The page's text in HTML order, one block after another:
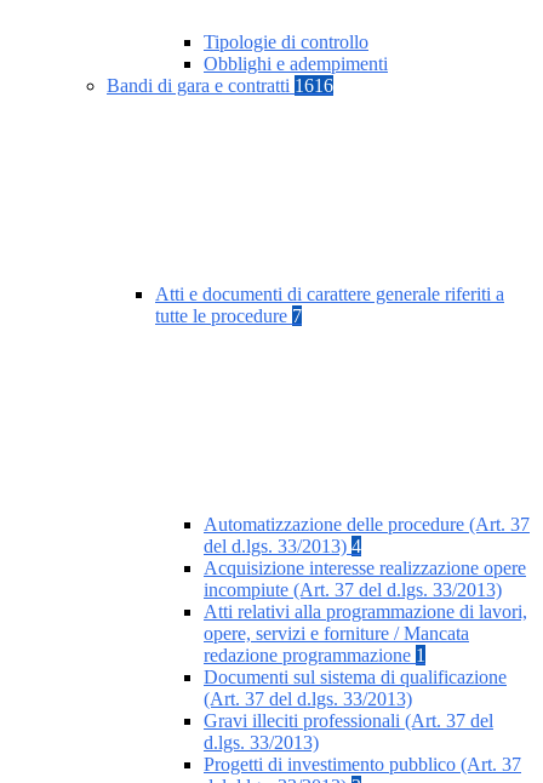
Tipologie di controllo
Obblighi e adempimenti
Bandi di gara e contratti 1616
Atti e documenti di carattere generale riferiti a
tutte le procedure 7
Automatizzazione delle procedure (Art. 37
del d.lgs. 33/2013) 4
Acquisizione interesse realizzazione opere
incompiute (Art. 37 del d.lgs. 33/2013)
Atti relativi alla programmazione di lavori,
opere, servizi e forniture / Mancata
redazione programmazione 1
Documenti sul sistema di qualificazione
(Art. 37 del d.lgs. 33/2013)
Gravi illeciti professionali (Art. 37 del
d.lgs. 33/2013)
Progetti di investimento pubblico (Art. 37